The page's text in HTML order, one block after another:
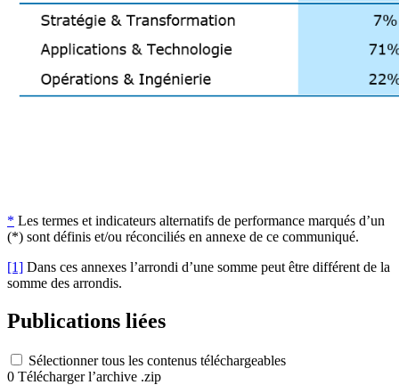
* Les termes et indicateurs alternatifs de performance marqués d’un
(*) sont définis et/ou réconciliés en annexe de ce communiqué.
[1] Dans ces annexes l’arrondi d’une somme peut être différent de la
somme des arrondis.
Publications liées
Sélectionner tous les contenus téléchargeables
0 Télécharger l’archive .zip